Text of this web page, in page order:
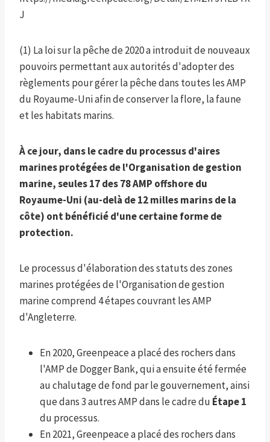
J
(1) La loi sur la pêche de 2020 a introduit de nouveaux
pouvoirs permettant aux autorités d'adopter des
règlements pour gérer la pêche dans toutes les AMP
du Royaume-Uni afin de conserver la flore, la faune
et les habitats marins.
À ce jour, dans le cadre du processus d'aires
marines protégées de l'Organisation de gestion
marine, seules 17 des 78 AMP offshore du
Royaume-Uni (au-delà de 12 milles marins de la
côte) ont bénéficié d'une certaine forme de
protection.
Le processus d'élaboration des statuts des zones
marines protégées de l'Organisation de gestion
marine comprend 4 étapes couvrant les AMP
d'Angleterre.
En 2020, Greenpeace a placé des rochers dans
l'AMP de Dogger Bank, qui a ensuite été fermée
au chalutage de fond par le gouvernement, ainsi
que dans 3 autres AMP dans le cadre du Étape 1
du processus.
En 2021, Greenpeace a placé des rochers dans